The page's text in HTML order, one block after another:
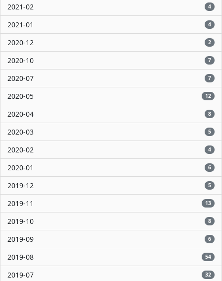
2021-02 4
2021-01 4
2020-12 2
2020-10 7
2020-07 7
2020-05 12
2020-04 8
2020-03 5
2020-02 4
2020-01 6
2019-12 5
2019-11 13
2019-10 8
2019-09 6
2019-08 54
2019-07 32